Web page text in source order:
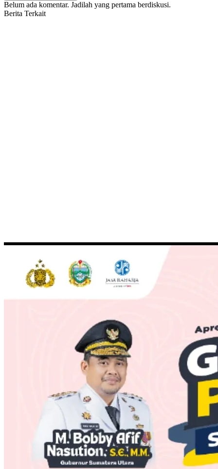
Belum ada komentar. Jadilah yang pertama berdiskusi.
Berita Terkait